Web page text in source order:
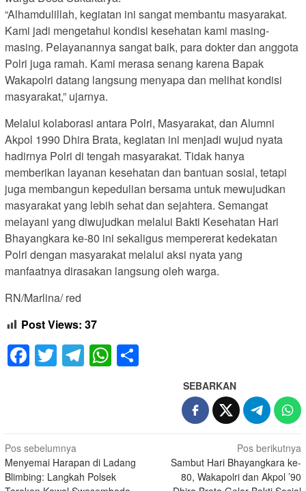
“Alhamdulillah, kegiatan ini sangat membantu masyarakat.
Kami jadi mengetahui kondisi kesehatan kami masing-
masing. Pelayanannya sangat baik, para dokter dan anggota
Polri juga ramah. Kami merasa senang karena Bapak
Wakapolri datang langsung menyapa dan melihat kondisi
masyarakat,” ujarnya.
Melalui kolaborasi antara Polri, Masyarakat, dan Alumni
Akpol 1990 Dhira Brata, kegiatan ini menjadi wujud nyata
hadirnya Polri di tengah masyarakat. Tidak hanya
memberikan layanan kesehatan dan bantuan sosial, tetapi
juga membangun kepedulian bersama untuk mewujudkan
masyarakat yang lebih sehat dan sejahtera. Semangat
melayani yang diwujudkan melalui Bakti Kesehatan Hari
Bhayangkara ke-80 ini sekaligus mempererat kedekatan
Polri dengan masyarakat melalui aksi nyata yang
manfaatnya dirasakan langsung oleh warga.
RN/Marlina/ red
Post Views: 37
Facebook
TwitterTelegram
WhatsApp
SEBARKAN
Navigasi
pos
Pos sebelumnya
Menyemai Harapan di Ladang
Blimbing: Langkah Polsek
Pos berikutnya
Sambut Hari Bhayangkara ke-
80, Wakapolri dan Akpol ’90